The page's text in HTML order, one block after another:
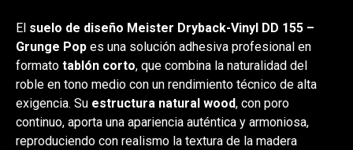
El suelo de diseño Meister Dryback-Vinyl DD 155 –
Grunge Pop es una solución adhesiva profesional en
formato tablón corto, que combina la naturalidad del
roble en tono medio con un rendimiento técnico de alta
exigencia. Su estructura natural wood, con poro
continuo, aporta una apariencia auténtica y armoniosa,
reproduciendo con realismo la textura de la madera